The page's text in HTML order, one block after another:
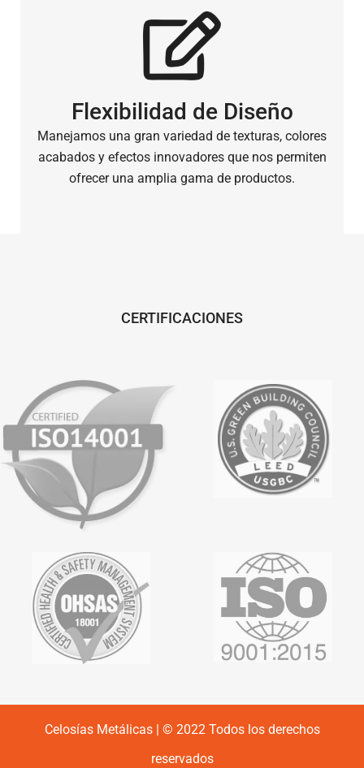
Flexibilidad de Diseño
Manejamos una gran variedad de texturas, colores
acabados y efectos innovadores que nos permiten
ofrecer una amplia gama de productos.
CERTIFICACIONES
Celosías Metálicas | © 2022 Todos los derechos
reservados